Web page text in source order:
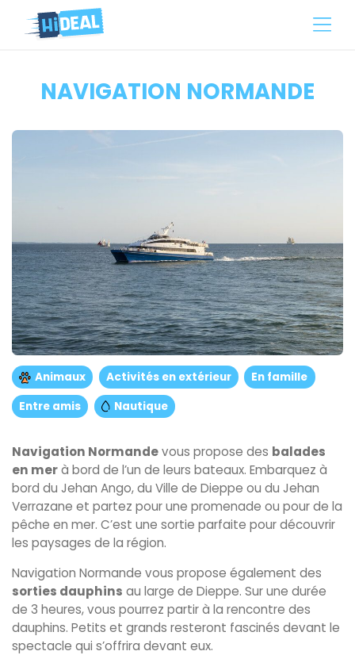
NAVIGATION NORMANDE
Animaux Activités en extérieur
En famille
Entre amis
Nautique
Navigation Normandevous propose des balades
en merà bord de l’un de leurs bateaux. Embarquez à
bord du Jehan Ango, du Ville de Dieppe ou du Jehan
Verrazane et partez pour une promenade ou pour de la
pêche en mer. C’est une sortie parfaite pour découvrir
les paysages de la région.
Navigation Normande vous propose également des
sorties dauphins au large de Dieppe. Sur une durée
de 3 heures, vous pourrez partir à la rencontre des
dauphins. Petits et grands resteront fascinés devant le
spectacle qui s’offrira devant eux.